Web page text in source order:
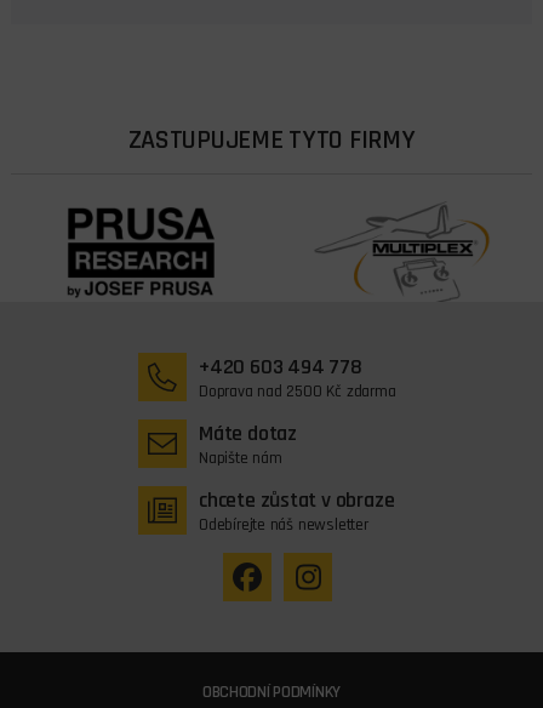
ZASTUPUJEME TYTO FIRMY
+420 603 494 778
Doprava nad 2500 Kč zdarma
Máte dotaz
Napište nám
chcete zůstat v obraze
Odebírejte náš newsletter
OBCHODNÍ PODMÍNKY